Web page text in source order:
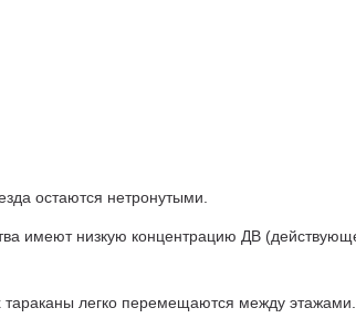
остаются нетронутыми.
имеют низкую концентрацию ДВ
легко перемещаются между